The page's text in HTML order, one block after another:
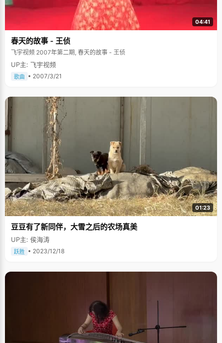
04:41
春天的故事 - 王侦
飞宇视频 2007年第二期, 春天的故事 - 王侦
UP主: 飞宇视频
歌曲 • 2007/3/21
01:23
豆豆有了新同伴，大雪之后的农场真美
UP主: 侯海涛
跃胜 • 2023/12/18